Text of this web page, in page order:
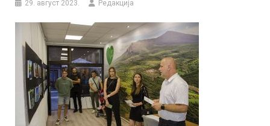
29. август 2023. Редакција